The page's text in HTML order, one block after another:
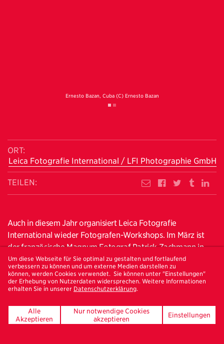
Ernesto Bazan, Cuba (C) Ernesto Bazan
ORT:
Leica Fotografie International / LFI Photographie GmbH
TEILEN:
Auch in diesem Jahr organisiert Leica Fotografie
International wieder Fotografen-Workshops. Im März ist
der französische Magnum Fotograf Patrick Zachmann in
Hamburg und im April wird dann der italienische Fotograf
über die "Magie der Fotobücher" berichten. Begleitend zu
den Workshops (nur mit Anmeldung; es gibt noch
Restplätze!), die jeweils von Freitag bis Sonntag
stattfinden, gibt es auch öffentliche Artist Talks (in
englischer Sprache), zu denen wir sehr gerne einladen:
Um diese Webseite für Sie optimal zu gestalten und fortlaufend
verbessern zu können und um externe Medien darstellen zu
können, werden Cookies verwendet. Sie können unter "Einstellungen"
der Erhebung von Nutzerdaten widersprechen. Weitere Informationen
erhalten Sie in unserer Datenschutzerklärung.
Alle
Akzeptieren
Nur notwendige Cookies
akzeptieren
Einstellungen